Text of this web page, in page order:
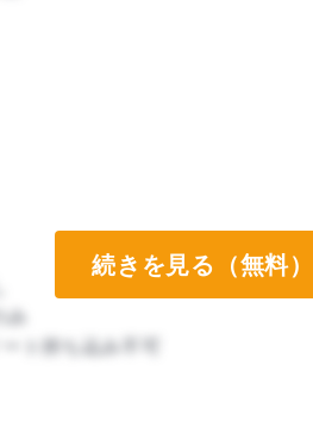
ト持ち込み不可
続きを見る（無料）